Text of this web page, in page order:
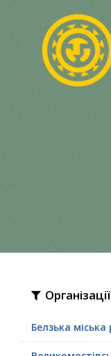
Організації
Белзька міська